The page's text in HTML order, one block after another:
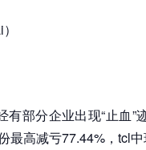
部分企业出现“止血”
最高减亏77.44%，tcl